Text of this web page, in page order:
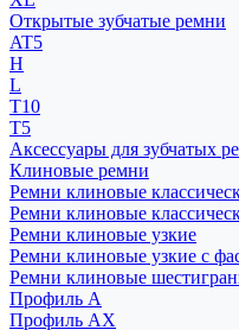
Открытые зубчатые ремни
AT5
H
L
T10
T5
Аксессуары для зубчатых
Клиновые ремни
Ремни клиновые
Ремни клиновые
Ремни клиновые узкие
Ремни клиновые узкие с
Ремни клиновые
Профиль A
Профиль AX